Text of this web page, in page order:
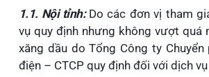
1.1. Nội tỉnh: Do các đơn vị tham
vụ quy định nhưng không vượt quá
xăng dầu do Tổng Công ty Chuyển
điện – CTCP quy định đối với dịch